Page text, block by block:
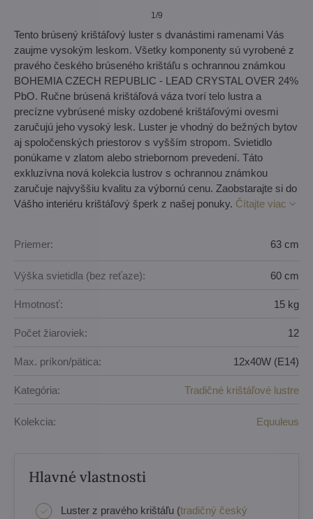
1/9
Tento brúsený krištáľový luster s dvanástimi ramenami Vás
zaujme vysokým leskom. Všetky komponenty sú vyrobené z
pravého českého brúseného krištáľu s ochrannou známkou
BOHEMIA CZECH REPUBLIC - LEAD CRYSTAL OVER 24%
PbO. Ručne brúsená krištáľová váza tvorí telo lustra a
precízne vybrúsené misky ozdobené krištáľovými ovesmi
zaručujú jeho vysoký lesk. Luster je vhodný do bežných bytov
aj spoločenských priestorov s vyšším stropom. Svietidlo
ponúkame v zlatom alebo striebornom prevedení. Táto
exkluzívna nová kolekcia lustrov s ochrannou známkou
zaručuje najvyššiu kvalitu za výbornú cenu. Zaobstarajte si do
Vášho interiéru krištáľový šperk z našej ponuky. Čítajte viac
Priemer: 63 cm
Výška svietidla (bez reťaze): 60 cm
Hmotnosť: 15 kg
Počet žiaroviek: 12
Max. príkon/pätica: 12x40W (E14)
Kategória: Tradičné krištáľové lustre
Kolekcia: Equuleus
Hlavné vlastnosti
Luster z pravého krištáľu (tradičný český